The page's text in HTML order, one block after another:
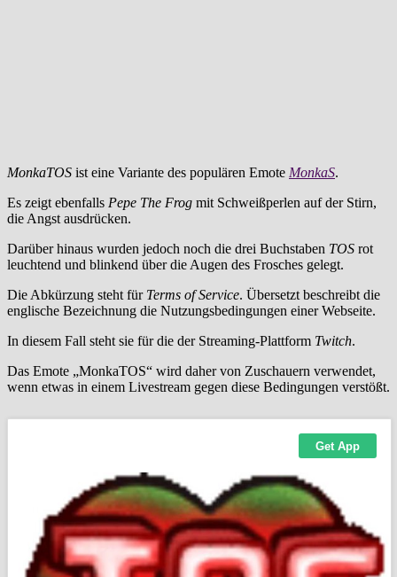
MonkaTOS ist eine Variante des populären Emote MonkaS.
Es zeigt ebenfalls Pepe The Frog mit Schweißperlen auf der Stirn,
die Angst ausdrücken.
Darüber hinaus wurden jedoch noch die drei Buchstaben TOS rot
leuchtend und blinkend über die Augen des Frosches gelegt.
Die Abkürzung steht für Terms of Service. Übersetzt beschreibt die
englische Bezeichnung die Nutzungsbedingungen einer Webseite.
In diesem Fall steht sie für die der Streaming-Plattform Twitch.
Das Emote „MonkaTOS“ wird daher von Zuschauern verwendet,
wenn etwas in einem Livestream gegen diese Bedingungen verstößt.